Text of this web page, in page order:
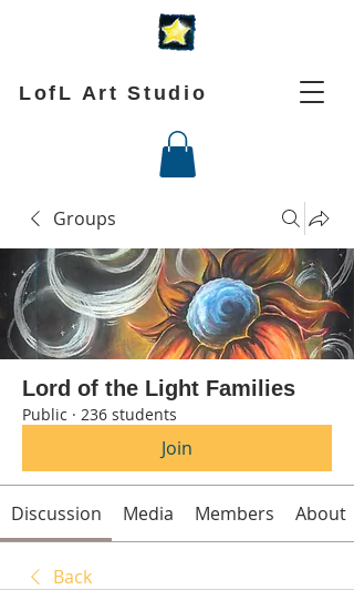
LofL Art Studio
Groups
Lord of the Light Families
Public · 236 students
Join
Discussion Media Members About
Back